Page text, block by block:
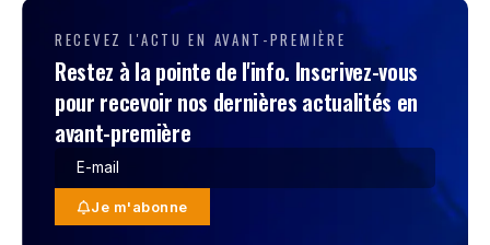
RECEVEZ L'ACTU EN AVANT-PREMIÈRE
Restez à la pointe de l'info. Inscrivez-vous
pour recevoir nos dernières actualités en
avant-première
Je m'abonne